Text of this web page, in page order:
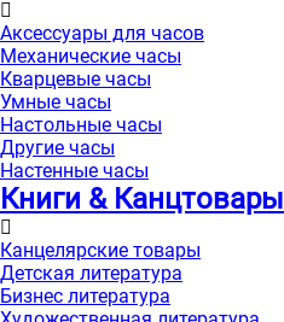
Аксессуары для часов
Механические часы
Кварцевые часы
Умные часы
Настольные часы
Другие часы
Настенные часы
Книги & Канцтовары
Канцелярские товары
Детская литература
Бизнес литература